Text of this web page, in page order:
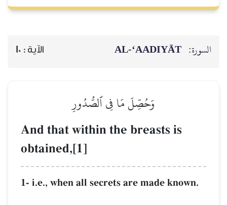
السورة: AL‑‘AADIYĀT الآية : 10
وَحُصِّلَ مَا فِي ٱلصُّدُورِ
And that within the breasts is
obtained,[1]
1- i.e., when all secrets are made known.